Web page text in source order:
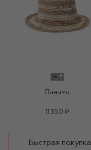
Панама
11 350 ₽
Быстрая покупка